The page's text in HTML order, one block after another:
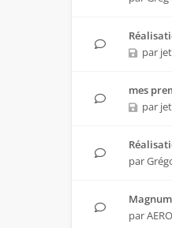
par
mes
par
par
par